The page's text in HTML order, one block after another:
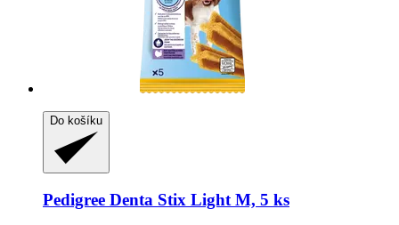
Do košíku
Pedigree Denta Stix Light M, 5 ks